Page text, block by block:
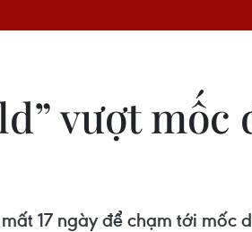
vượt mốc
17 ngày để chạm tới